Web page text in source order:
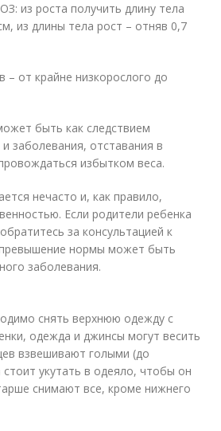
из роста получить длину тела
из длины тела рост – отняв 0,7
– от крайне низкорослого до
быть как следствием
заболевания, отставания в
избытком веса.
нечасто и, как правило,
Если родители ребенка
за консультацией к
превышение нормы может быть
заболевания.
снять верхнюю одежду с
одежда и джинсы могут весить
взвешивают голыми (до
укутать в одеяло, чтобы он
снимают все, кроме нижнего